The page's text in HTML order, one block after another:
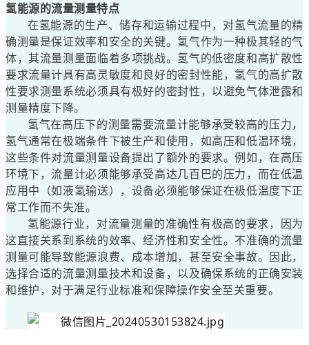
氢能源的流量测量特点
在氢能源的生产、储存和运输过程中，对氢气流量的精
确测量是保证效率和安全的关键。氢气作为一种极其轻的气
体，其流量测量面临着多项挑战。氢气的低密度和高扩散性
要求流量计具有高灵敏度和良好的密封性能，氢气的高扩散
性要求测量系统必须具有极好的密封性，以避免气体泄露和
测量精度下降。
氢气在高压下的测量需要流量计能够承受较高的压力，
氢气通常在极端条件下被生产和使用，如高压和低温环境，
这些条件对流量测量设备提出了额外的要求。例如，在高压
环境下，流量计必须能够承受高达几百巴的压力，而在低温
应用中（如液氢输送），设备必须能够保证在极低温度下正
常工作而不失准。
氢能源行业，对流量测量的准确性有极高的要求，因为
这直接关系到系统的效率、经济性和安全性。不准确的流量
测量可能导致能源浪费、成本增加，甚至安全事故。因此，
选择合适的流量测量技术和设备，以及确保系统的正确安装
和维护，对于满足行业标准和保障操作安全至关重要。